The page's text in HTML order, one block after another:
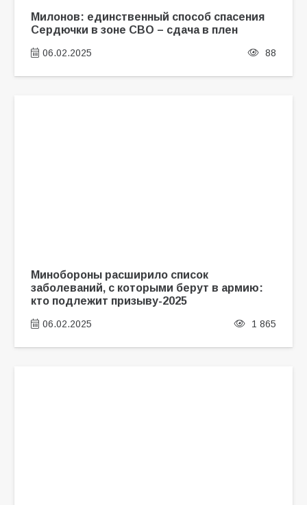
Милонов: единственный способ спасения
Сердючки в зоне СВО – сдача в плен
06.02.2025 88
Минобороны расширило список
заболеваний, с которыми берут в армию:
кто подлежит призыву-2025
06.02.2025 1 865